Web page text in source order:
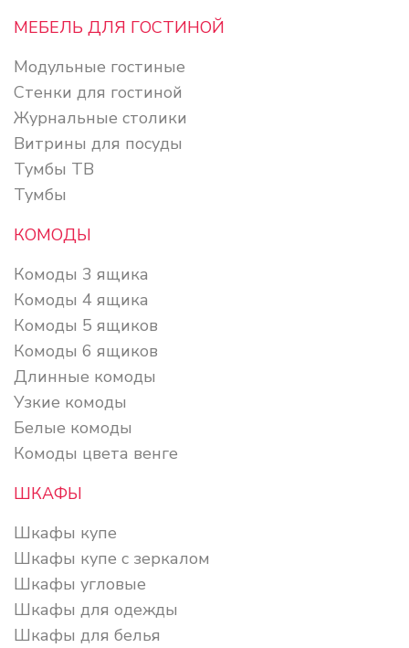
МЕБЕЛЬ ДЛЯ ГОСТИНОЙ
Модульные гостиные
Стенки для гостиной
Журнальные столики
Витрины для посуды
Тумбы ТВ
Тумбы
КОМОДЫ
Комоды 3 ящика
Комоды 4 ящика
Комоды 5 ящиков
Комоды 6 ящиков
Длинные комоды
Узкие комоды
Белые комоды
Комоды цвета венге
ШКАФЫ
Шкафы купе
Шкафы купе с зеркалом
Шкафы угловые
Шкафы для одежды
Шкафы для белья